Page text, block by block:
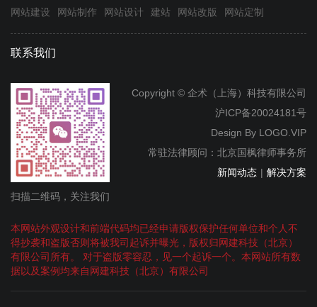
网站建设 网站制作 网站设计 建站 网站改版 网站定制
联系我们
扫描二维码，关注我们
Copyright © 企术（上海）科技有限公司
沪ICP备20024181号
Design By LOGO.VIP
常驻法律顾问：北京国枫律师事务所
新闻动态 | 解决方案
本网站外观设计和前端代码均已经申请版权保护任何单位和个人不
得抄袭和盗版否则将被我司起诉并曝光，版权归网建科技（北京）
有限公司所有。 对于盗版零容忍，见一个起诉一个。本网站所有数
据以及案例均来自网建科技（北京）有限公司